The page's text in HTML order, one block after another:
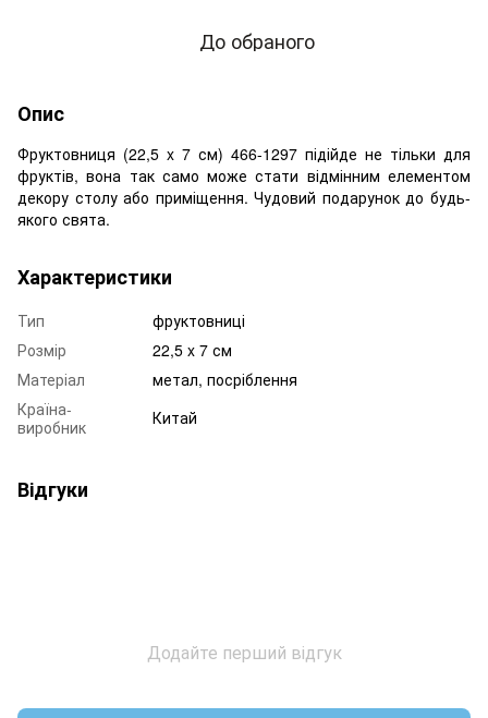
До обраного
Опис
Фруктовниця (22,5 x 7 см) 466-1297 підійде не тільки для
фруктів, вона так само може стати відмінним елементом
декору столу або приміщення. Чудовий подарунок до будь-
якого свята.
Характеристики
Тип
фруктовниці
Розмір
22,5 x 7 см
Матеріал
метал, посріблення
Країна-
виробник
Китай
Відгуки
Додайте перший відгук